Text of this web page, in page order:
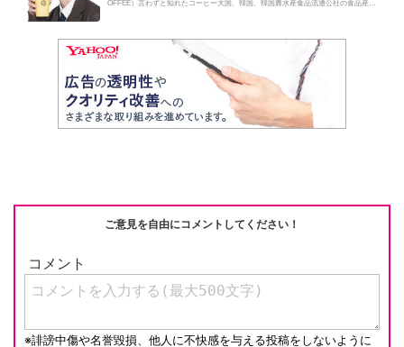
OFFEE）言わずと知れたコーヒー大国、韓国。韓国農水産食品流通公社の食品産業
ご意見を自由にコメントしてください！